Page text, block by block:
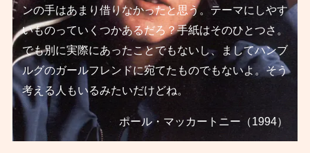
ンの手はあまり借りなかったと思う。テーマにしやす
いものっていくつかあるだろ？手紙はそのひとつさ。
でも別に実際にあったことでもないし、ましてハンブ
ルグのガールフレンドに宛てたものでもないよ。そう
考える人もいるみたいだけどね。
ポール・マッカートニー（1994）